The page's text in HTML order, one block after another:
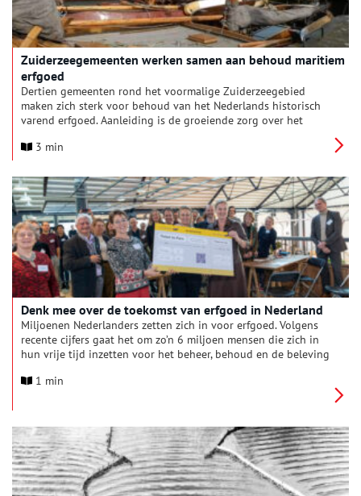
Zuiderzeegemeenten werken samen aan behoud maritiem
erfgoed
Dertien gemeenten rond het voormalige Zuiderzeegebied
maken zich sterk voor behoud van het Nederlands historisch
varend erfgoed. Aanleiding is de groeiende zorg over het
vlag van de gemeente Enkhuizen en de Vereeniging van
instrumenten ontwikkeld waarmee gemeenten hun maritiem
erfgoed juridisch kunnen borgen. Het project is inmiddels in
beeld om landelijke erkenning te krijgen als boegbeeldproject.
3 min
Denk mee over de toekomst van erfgoed in Nederland
Miljoenen Nederlanders zetten zich in voor erfgoed. Volgens
recente cijfers gaat het om zo’n 6 miljoen mensen die zich in
hun vrije tijd inzetten voor het beheer, behoud en de beleving
organisatoren van lokale tradities en beheerders van
1 min